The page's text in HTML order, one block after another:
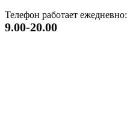
Телефон работает ежедневно:
9.00-20.00